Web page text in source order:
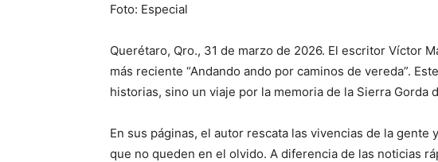
Foto: Especial
Querétaro, Qro., 31 de marzo de 2026. El escritor Víctor
más reciente “Andando ando por caminos de vereda”.
historias, sino un viaje por la memoria de la Sierra Gorda
En sus páginas, el autor rescata las vivencias de la gente
que no queden en el olvido. A diferencia de las noticias